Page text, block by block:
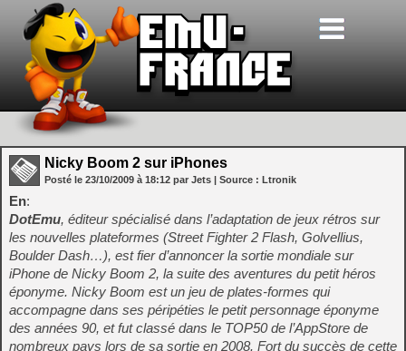
Nicky Boom 2 sur iPhones
Posté le 23/10/2009 à 18:12 par Jets | Source : Ltronik
En:
DotEmu, éditeur spécialisé dans l’adaptation de jeux rétros sur
les nouvelles plateformes (Street Fighter 2 Flash, Golvellius,
Boulder Dash…), est fier d’annoncer la sortie mondiale sur
iPhone de Nicky Boom 2, la suite des aventures du petit héros
éponyme. Nicky Boom est un jeu de plates-formes qui
accompagne dans ses péripéties le petit personnage éponyme
des années 90, et fut classé dans le TOP50 de l’AppStore de
nombreux pays lors de sa sortie en 2008. Fort du succès de cette